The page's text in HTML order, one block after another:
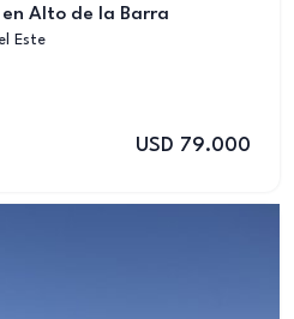
Alto de la Barra
Este
USD 79.000